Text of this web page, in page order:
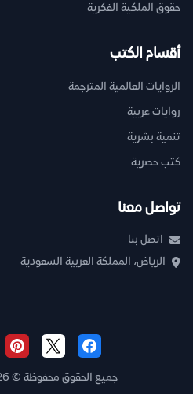
حقوق الملكية الفكرية
أقسام الكتب
الروايات العالمية المترجمة
روايات عربية
تنمية بشرية
كتب حصرية
تواصل معنا
اتصل بنا
الرياض، المملكة العربية السعودية
جميع الحقوق محفوظة © 2026 مكتبة ياسمين